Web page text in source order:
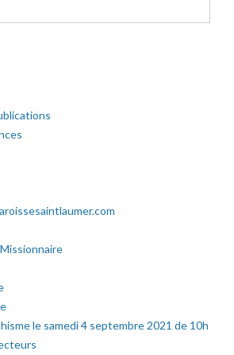
le samedi 4 septembre 2021 de 10h